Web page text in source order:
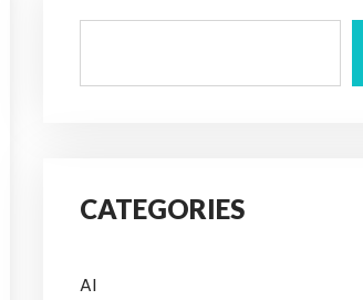
CATEGORIES
AI